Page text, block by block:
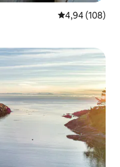
4,94 av 5 i
4,94 (108)